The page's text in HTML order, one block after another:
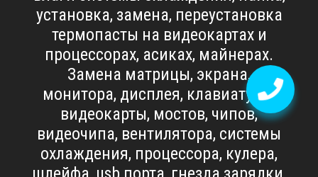
установка, замена, переустановка
термопасты на видеокартах и
процессорах, асиках, майнерах.
Замена матрицы, экрана,
монитора, дисплея, клавиатуры,
видеокарты, мостов, чипов,
видеочипа, вентилятора, системы
охлаждения, процессора, кулера,